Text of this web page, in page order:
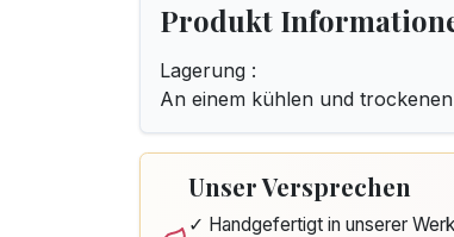
Produkt
Lagerung :
An einem kühlen und
Unser Versprechen
✓ Handgefertigt in unserer